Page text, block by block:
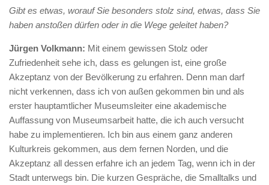
Gibt es etwas, worauf Sie besonders stolz sind, etwas, dass Sie
haben anstoßen dürfen oder in die Wege geleitet haben?
Jürgen Volkmann: Mit einem gewissen Stolz oder
Zufriedenheit sehe ich, dass es gelungen ist, eine große
Akzeptanz von der Bevölkerung zu erfahren. Denn man darf
nicht verkennen, dass ich von außen gekommen bin und als
erster hauptamtlicher Museumsleiter eine akademische
Auffassung von Museumsarbeit hatte, die ich auch versucht
habe zu implementieren. Ich bin aus einem ganz anderen
Kulturkreis gekommen, aus dem fernen Norden, und die
Akzeptanz all dessen erfahre ich an jedem Tag, wenn ich in der
Stadt unterwegs bin. Die kurzen Gespräche, die Smalltalks und